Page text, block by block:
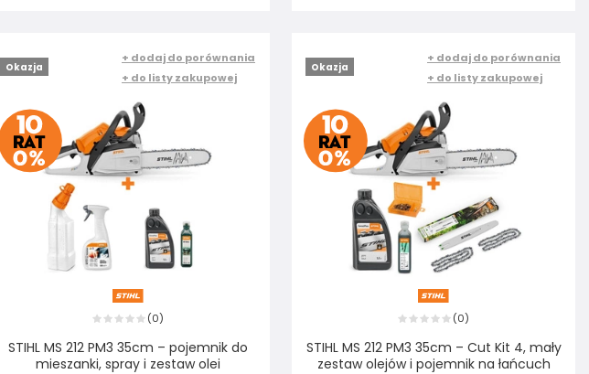
Okazja
+ dodaj do porównania
+ do listy zakupowej
(0)
STIHL MS 212 PM3 35cm – pojemnik do
mieszanki, spray i zestaw olei
Okazja
+ dodaj do porównania
+ do listy zakupowej
(0)
STIHL MS 212 PM3 35cm – Cut Kit 4, mały
zestaw olejów i pojemnik na łańcuch